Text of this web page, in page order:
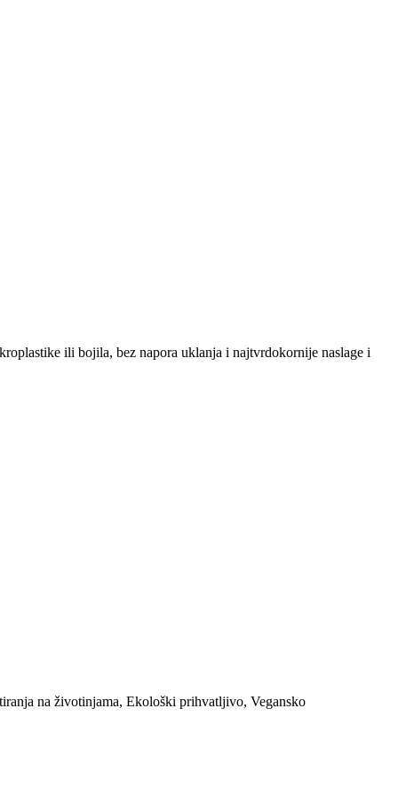
ili bojila, bez napora uklanja i najtvrdokornije naslage i
na životinjama, Ekološki prihvatljivo, Vegansko